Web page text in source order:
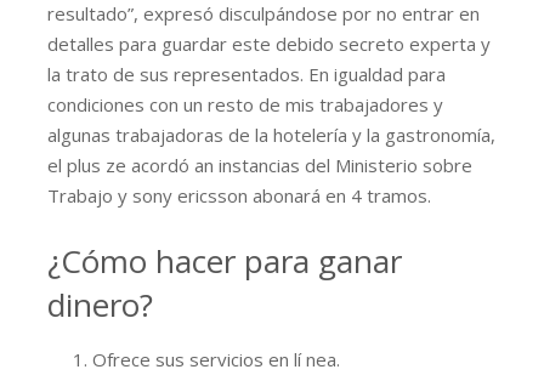
resultado”, expresó disculpándose por no entrar en
detalles para guardar este debido secreto experta y
la trato de sus representados. En igualdad para
condiciones con un resto de mis trabajadores y
algunas trabajadoras de la hotelería y la gastronomía,
el plus ze acordó an instancias del Ministerio sobre
Trabajo y sony ericsson abonará en 4 tramos.
¿Cómo hacer para ganar
dinero?
Ofrece sus servicios en lí nea.